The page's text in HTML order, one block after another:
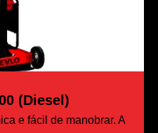
(Diesel)
e fácil de manobrar. A